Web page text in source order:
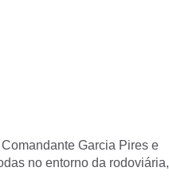
Garcia Pires e
no entorno da rodoviária,